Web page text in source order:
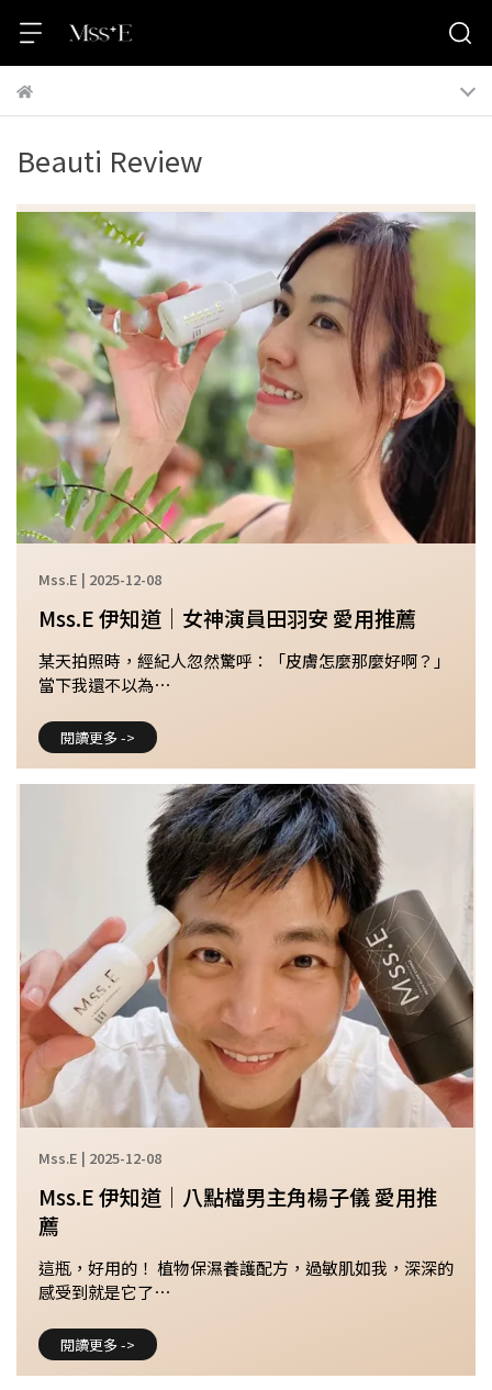
Beauti Review
Mss.E 伊知道｜女神演員田羽安 愛用推薦
Mss.E | 2025-12-08
某天拍照時，經紀人忽然驚呼：「皮膚怎麼那麼好啊？」
當下我還不以為⋯
閱讀更多 ->
Mss.E 伊知道｜八點檔男主角楊子儀 愛用推
薦
Mss.E | 2025-12-08
這瓶，好用的！ 植物保濕養護配方，過敏肌如我，深深的
感受到就是它了⋯
閱讀更多 ->